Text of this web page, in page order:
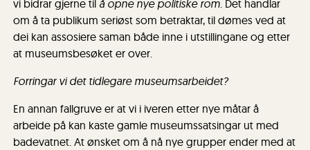
vi bidrar gjerne til å opne nye politiske rom. Det handlar
om å ta publikum seriøst som betraktar, til dømes ved at
dei kan assosiere saman både inne i utstillingane og etter
at museumsbesøket er over.
Forringar vi det tidlegare museumsarbeidet?
En annan fallgruve er at vi i iveren etter nye måtar å
arbeide på kan kaste gamle museumssatsingar ut med
badevatnet. At ønsket om å nå nye grupper ender med at